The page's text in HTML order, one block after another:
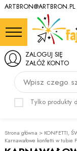
ARTBRON@ARTBRON.PL
Wpisz czego
Tylko produkty
ZALOGUJ SIĘ
ZAŁÓŻ KONTO
Strona główna > KONFETTI,
Karnawałowe konfetti w tubie